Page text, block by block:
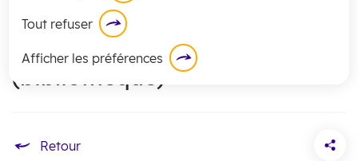
Afficher les préférences
Tout refuser
Square Münstermaifeld
(bibliothèque)
Accueil